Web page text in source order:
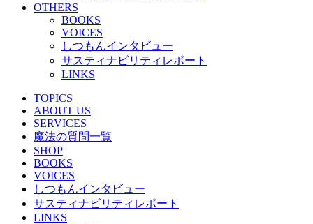
OTHERS
BOOKS
VOICES
しつもんインタビュー
サスティナビリティレポート
LINKS
TOPICS
ABOUT US
SERVICES
魔法の質問一覧
SHOP
BOOKS
VOICES
しつもんインタビュー
サスティナビリティレポート
LINKS